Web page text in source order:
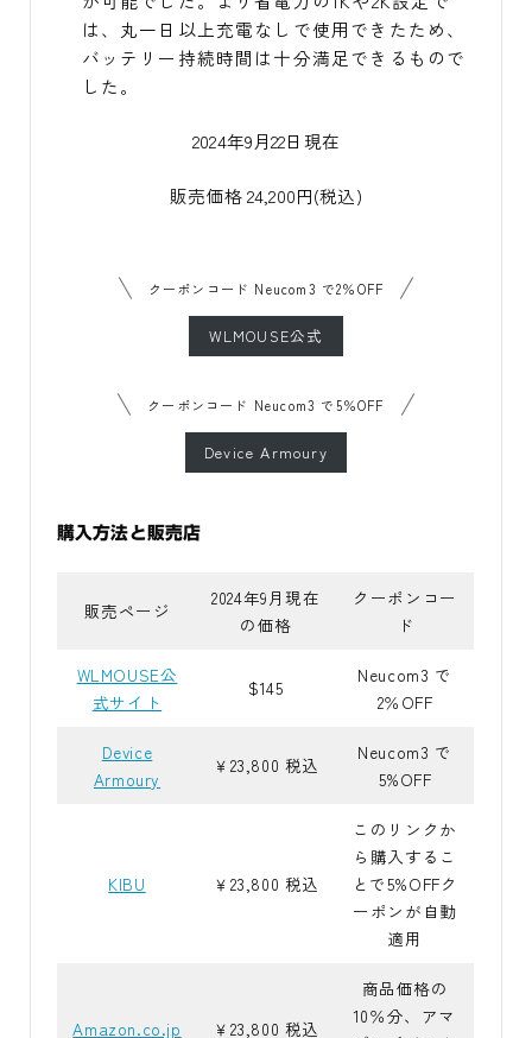
は、丸一日以上充電なしで使用できたため、
バッテリー持続時間は十分満足できるもので
した。
2024年9月22日現在
販売価格 24,200円(税込)
クーポンコード Neucom3 で2％OFF
WLMOUSE公式
クーポンコード Neucom3 で5％OFF
Device Armoury
購入方法と販売店
販売ページ
2024年9月現在
の価格
クーポンコー
ド
WLMOUSE公
式サイト
$145
Neucom3 で
2％OFF
Device
Armoury
￥23,800 税込
Neucom3 で
5%OFF
KIBU ￥23,800 税込
このリンクか
ら購入するこ
とで5%OFFク
ーポンが自動
適用
Amazon.co.jp ￥23,800 税込
商品価格の
10％分、アマ